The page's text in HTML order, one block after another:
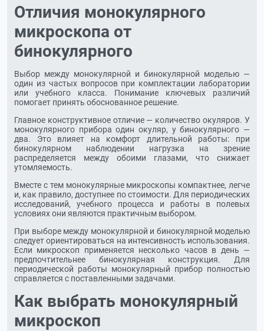
Отличия монокулярного
микроскопа от
бинокулярного
Выбор между монокулярной и бинокулярной моделью —
один из частых вопросов при комплектации лаборатории
или учебного класса. Понимание ключевых различий
помогает принять обоснованное решение.
Главное конструктивное отличие — количество окуляров. У
монокулярного прибора один окуляр, у бинокулярного —
два. Это влияет на комфорт длительной работы: при
бинокулярном наблюдении нагрузка на зрение
распределяется между обоими глазами, что снижает
утомляемость.
Вместе с тем монокулярные микроскопы компактнее, легче
и, как правило, доступнее по стоимости. Для периодических
исследований, учебного процесса и работы в полевых
условиях они являются практичным выбором.
При выборе между монокулярной и бинокулярной моделью
следует ориентироваться на интенсивность использования.
Если микроскоп применяется несколько часов в день —
предпочтительнее бинокулярная конструкция. Для
периодической работы монокулярный прибор полностью
справляется с поставленными задачами.
Как выбрать монокулярный
микроскоп